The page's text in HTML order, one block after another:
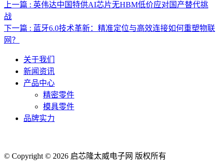
上一篇 : 英伟达中国特供AI芯片无HBM低价应对国产替代挑
战
下一篇 : 蓝牙6.0技术革新：精准定位与高效连接如何重塑物联
网？
关于我们
新闻资讯
产品中心
精密零件
模具零件
品牌实力
© Copyright © 2026 启芯隆太威电子网 版权所有